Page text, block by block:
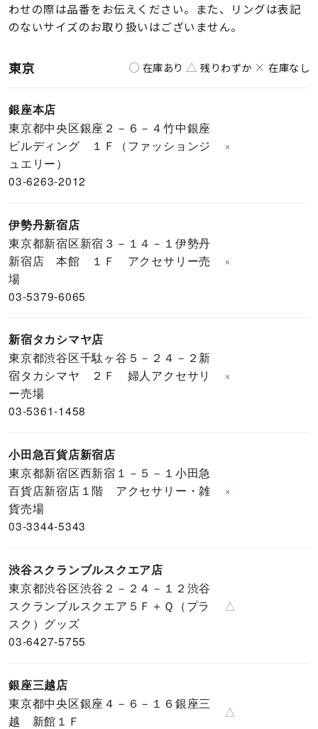
わせの際は品番をお伝えください。また、リングは表記
のないサイズのお取り扱いはございません。
○ 在庫あり △ 残りわずか × 在庫なし
東京
銀座本店
東京都中央区銀座２－６－４竹中銀座
ビルディング １Ｆ（ファッションジ
ュエリー）
03-6263-2012
×
伊勢丹新宿店
東京都新宿区新宿３－１４－１伊勢丹
新宿店 本館 １Ｆ アクセサリー売
場
03-5379-6065
×
新宿タカシマヤ店
東京都渋谷区千駄ヶ谷５－２４－２新
宿タカシマヤ ２Ｆ 婦人アクセサリ
ー売場
03-5361-1458
×
小田急百貨店新宿店
東京都新宿区西新宿１－５－１小田急
百貨店新宿店１階 アクセサリー・雑
貨売場
03-3344-5343
×
渋谷スクランブルスクエア店
東京都渋谷区渋谷２－２４－１２渋谷
スクランブルスクエア５Ｆ＋Ｑ（プラ
スク）グッズ
03-6427-5755
△
銀座三越店
東京都中央区銀座４－６－１６銀座三
越 新館１Ｆ
△